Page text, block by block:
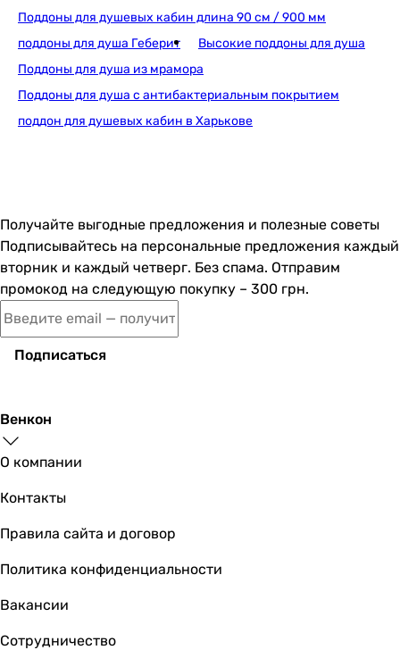
Поддоны для душевых кабин длина 90 см / 900 мм
поддоны для душа Геберит
Высокие поддоны для душа
Поддоны для душа из мрамора
Поддоны для душа с антибактериальным покрытием
поддон для душевых кабин в Харькове
Получайте выгодные предложения и полезные советы
Подписывайтесь на персональные предложения каждый
вторник и каждый четверг. Без спама. Отправим
промокод на следующую покупку – 300 грн.
Подписаться
Венкон
О компании
Контакты
Правила сайта и договор
Политика конфиденциальности
Вакансии
Сотрудничество